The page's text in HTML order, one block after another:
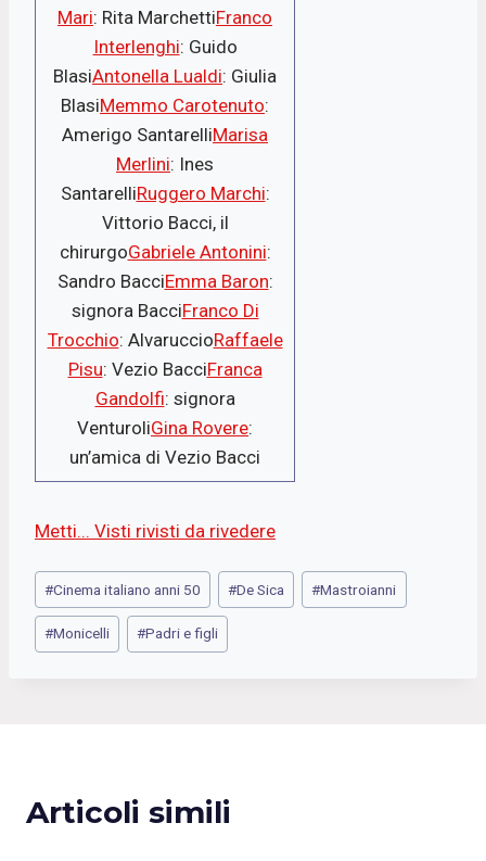
Mari: Rita MarchettiFranco
Interlenghi: Guido
BlasiAntonella Lualdi: Giulia
BlasiMemmo Carotenuto:
Amerigo SantarelliMarisa
Merlini: Ines
SantarelliRuggero Marchi:
Vittorio Bacci, il
chirurgoGabriele Antonini:
Sandro BacciEmma Baron:
signora BacciFranco Di
Trocchio: AlvaruccioRaffaele
Pisu: Vezio BacciFranca
Gandolfi: signora
VenturoliGina Rovere:
un’amica di Vezio Bacci
Metti... Visti rivisti da rivedere
Tag
articolo:
#Cinema italiano anni 50 #De Sica #Mastroianni
#Monicelli #Padri e figli
Articoli simili